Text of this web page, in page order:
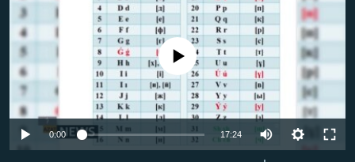
Русский
ЖАЗЫЛЫҢЫЗ
Басқа тілдерде
No media source currently available
0:00 17:24